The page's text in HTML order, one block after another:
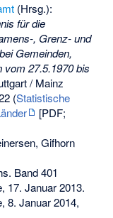
(Hrsg.):
für die
, Grenz- und
Gemeinden,
vom 27.5.1970 bis
/ Mainz
(Statistische
[PDF;
Gifhorn
Band 401
17. Januar 2013.
8. Januar 2014,